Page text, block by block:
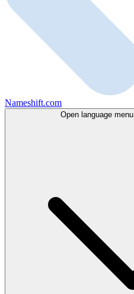
Nameshift.com
Open language menu